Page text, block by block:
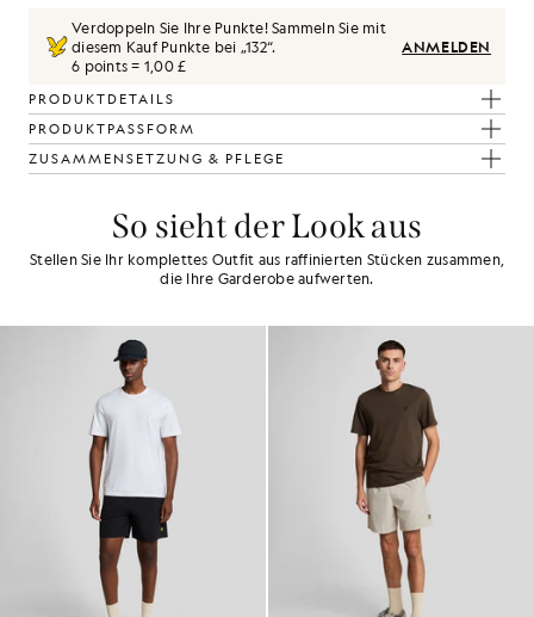
Verdoppeln Sie Ihre Punkte! Sammeln Sie mit
diesem Kauf Punkte bei „132“.
6 points = 1,00 £
ANMELDEN
PRODUKTDETAILS
PRODUKTPASSFORM
ZUSAMMENSETZUNG & PFLEGE
So sieht der Look aus
Stellen Sie Ihr komplettes Outfit aus raffinierten Stücken zusammen,
die Ihre Garderobe aufwerten.